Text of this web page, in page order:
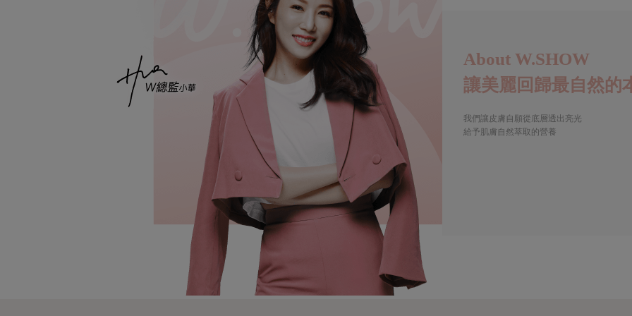
About W.SHOW
讓美麗回歸最自然的
我們讓皮膚自願從底層透出亮光
給予肌膚自然萃取的營養